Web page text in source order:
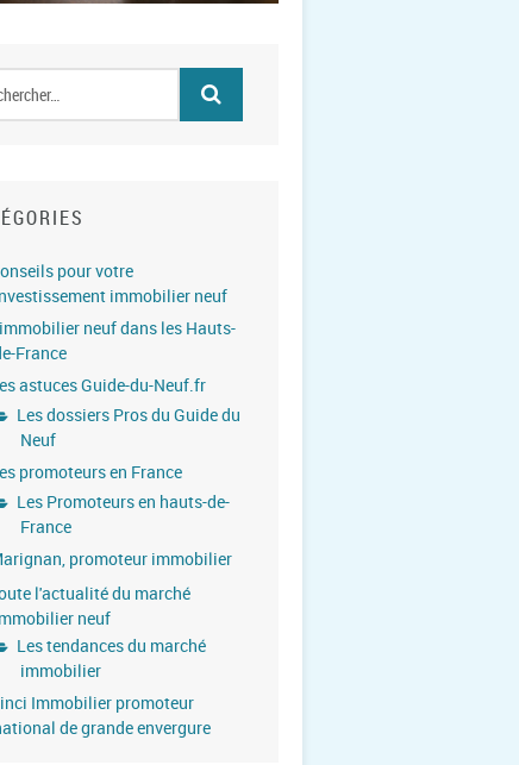
pour votre
immobilier neuf
neuf dans les Hauts-
France
astuces Guide-du-Neuf.fr
Les dossiers Pros du Guide du
Neuf
promoteurs en France
Les Promoteurs en hauts-de-
France
promoteur immobilier
l'actualité du marché
neuf
Les tendances du marché
immobilier
Immobilier promoteur
de grande envergure